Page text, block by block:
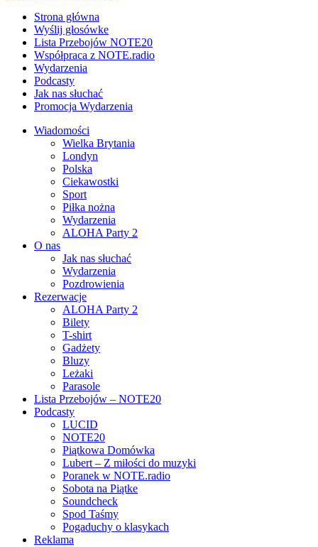
Strona główna
Wyślij głosówke
Lista Przebojów NOTE20
Współpraca z NOTE.radio
Wydarzenia
Podcasty
Jak nas słuchać
Promocja Wydarzenia
Wiadomości
Wielka Brytania
Londyn
Polska
Ciekawostki
Sport
Piłka nożna
Wydarzenia
ALOHA Party 2
O nas
Jak nas słuchać
Wydarzenia
Pozdrowienia
Rezerwacje
ALOHA Party 2
Bilety
T-shirt
Gadżety
Bluzy
Leżaki
Parasole
Lista Przebojów – NOTE20
Podcasty
LUCID
NOTE20
Piątkowa Domówka
Lubert – Z miłości do muzyki
Poranek w NOTE.radio
Sobota na Piątke
Soundcheck
Spod Taśmy
Pogaduchy o klasykach
Reklama